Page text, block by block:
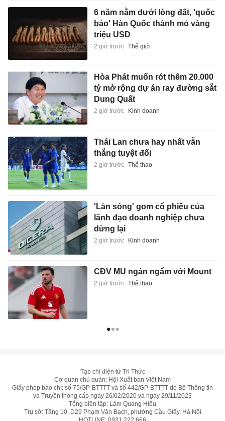
6 năm nằm dưới lòng đất, 'quốc
bảo' Hàn Quốc thành mỏ vàng
triệu USD
2 giờ trước Thế giới
Hòa Phát muốn rót thêm 20.000
tỷ mở rộng dự án ray đường sắt
Dung Quất
2 giờ trước Kinh doanh
Thái Lan chưa hay nhất vẫn
thắng tuyệt đối
2 giờ trước Thể thao
'Làn sóng' gom cổ phiếu của
lãnh đạo doanh nghiệp chưa
dừng lại
2 giờ trước Kinh doanh
CĐV MU ngán ngẩm với Mount
2 giờ trước Thể thao
Tạp chí điện tử Tri Thức
Cơ quan chủ quản: Hội Xuất bản Việt Nam
Giấy phép báo chí: số 75/GP-BTTTT và số 442/GP-BTTTT do Bộ Thông tin
và Truyền thông cấp ngày 26/02/2020 và ngày 29/11/2023
Tổng biên tập: Lâm Quang Hiếu
Trụ sở: Tầng 10, D29 Phạm Văn Bạch, phường Cầu Giấy, Hà Nội